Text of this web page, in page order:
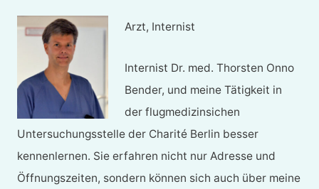
Arzt, Internist
Internist Dr. med. Thorsten Onno
Bender, und meine Tätigkeit in
der flugmedizinsichen
Untersuchungsstelle der Charité Berlin besser
kennenlernen. Sie erfahren nicht nur Adresse und
Öffnungszeiten, sondern können sich auch über meine